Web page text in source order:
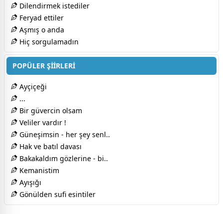
Dilendirmek istediler
Feryad ettiler
Aşmış o anda
Hiç sorgulamadın
POPÜLER ŞİİRLERİ
Ayçiçeği
...
Bir güvercin olsam
Veliler vardır !
Güneşimsin - her şey senl..
Hak ve batıl davası
Bakakaldım gözlerine - bi..
Kemanistim
Ayışığı
Gönülden sufi esintiler